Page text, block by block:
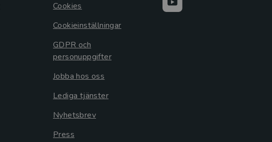
Cookies
Cookieinställningar
GDPR och
personuppgifter
Jobba hos oss
Lediga tjänster
Nyhetsbrev
Press